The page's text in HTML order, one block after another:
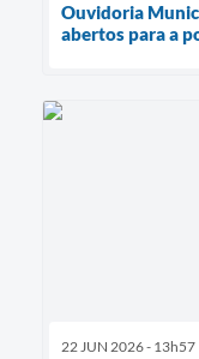
Ouvidoria
abertos para a
22 JUN 2026 - 13h57